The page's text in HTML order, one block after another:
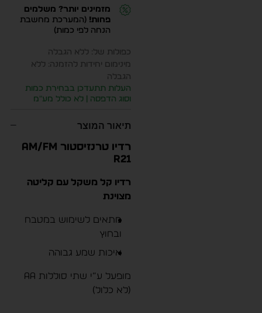
מזמינים יותר? משלמים
פחות! (המערכת מחשבת
הנחה לפי כמות)
כפולות של: ללא הגבלה
מינימום יחידות להזמנה: ללא
הגבלה
העלות תתעדכן בבחירת כמות
וסוג הדפסה | לא כולל מע״מ
תיאור המוצר
רדיו טרנזיסטור AM/FM
R21
רדיו קל משקל עם קליטה
מצוינת
מתאים לשימוש במטבח
ובחוץ
איכות שמע גבוהה
מופעל ע”י שתי סוללות AA
(לא כלול)